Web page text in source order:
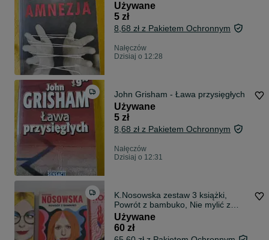
Używane
5 zł
8,68 zł z Pakietem Ochronnym
Nałęczów
Dzisiaj o 12:28
John Grisham - Ława przysięgłych
Używane
5 zł
8,68 zł z Pakietem Ochronnym
Nałęczów
Dzisiaj o 12:31
K.Nosowska zestaw 3 książki,
Powrót z bambuko, Nie mylić z
miłością, A ja żem jej powiedziała
Używane
60 zł